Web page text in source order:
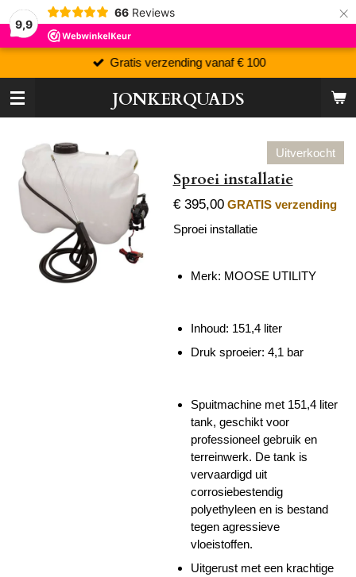
9,9
66 Reviews ×
JONKERQUADS
Gratis verzending vanaf € 100
Uitverkocht
Sproei installatie
€ 395,00 GRATIS verzending
Sproei installatie
Merk: MOOSE UTILITY
Inhoud: 151,4 liter
Druk sproeier: 4,1 bar
Spuitmachine met 151,4 liter
tank, geschikt voor
professioneel gebruik en
terreinwerk. De tank is
vervaardigd uit
corrosiebestendig
polyethyleen en is bestand
tegen agressieve
vloeistoffen.
Uitgerust met een krachtige